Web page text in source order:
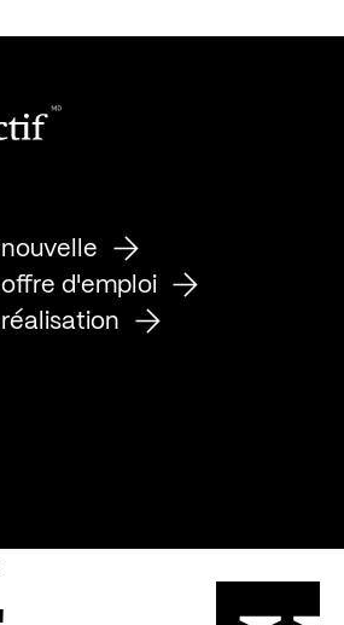
d'emploi
Kollectif
de Kollectif